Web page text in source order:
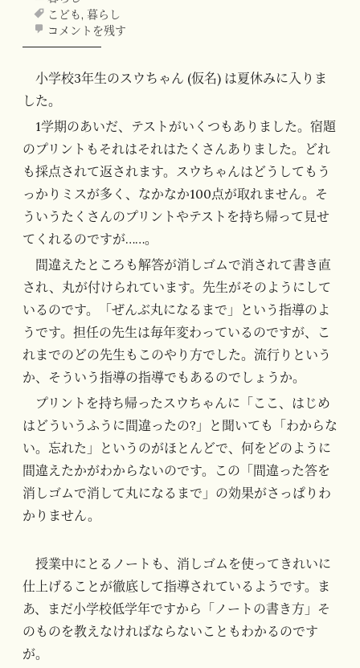
こども, 暮らし
コメントを残す
小学校3年生のスウちゃん (仮名) は夏休みに入りま
した。
1学期のあいだ、テストがいくつもありました。宿題
のプリントもそれはそれはたくさんありました。どれ
も採点されて返されます。スウちゃんはどうしてもう
っかりミスが多く、なかなか100点が取れません。そ
ういうたくさんのプリントやテストを持ち帰って見せ
てくれるのですが……。
間違えたところも解答が消しゴムで消されて書き直
され、丸が付けられています。先生がそのようにして
いるのです。「ぜんぶ丸になるまで」という指導のよ
うです。担任の先生は毎年変わっているのですが、こ
れまでのどの先生もこのやり方でした。流行りという
か、そういう指導の指導でもあるのでしょうか。
プリントを持ち帰ったスウちゃんに「ここ、はじめ
はどういうふうに間違ったの?」と聞いても「わからな
い。忘れた」というのがほとんどで、何をどのように
間違えたかがわからないのです。この「間違った答を
消しゴムで消して丸になるまで」の効果がさっぱりわ
かりません。
授業中にとるノートも、消しゴムを使ってきれいに
仕上げることが徹底して指導されているようです。ま
あ、まだ小学校低学年ですから「ノートの書き方」そ
のものを教えなければならないこともわかるのです
が。